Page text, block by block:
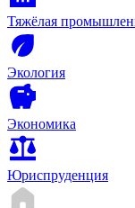
Тяжёлая
Экология
Экономика
Юриспруденция